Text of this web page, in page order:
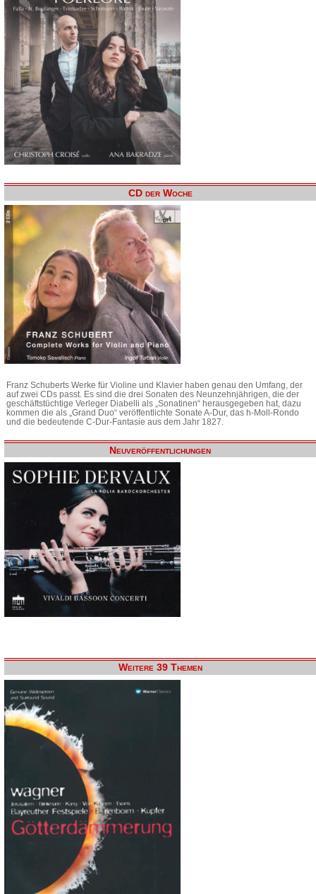
CD der Woche
Franz Schuberts Werke für Violine und Klavier haben genau den Umfang, der
auf zwei CDs passt. Es sind die drei Sonaten des Neunzehnjährigen, die der
geschäftstüchtige Verleger Diabelli als „Sonatinen“ herausgegeben hat, dazu
kommen die als „Grand Duo“ veröffentlichte Sonate A-Dur, das h-Moll-Rondo
und die bedeutende C-Dur-Fantasie aus dem Jahr 1827.
Neuveröffentlichungen
Weitere 39 Themen